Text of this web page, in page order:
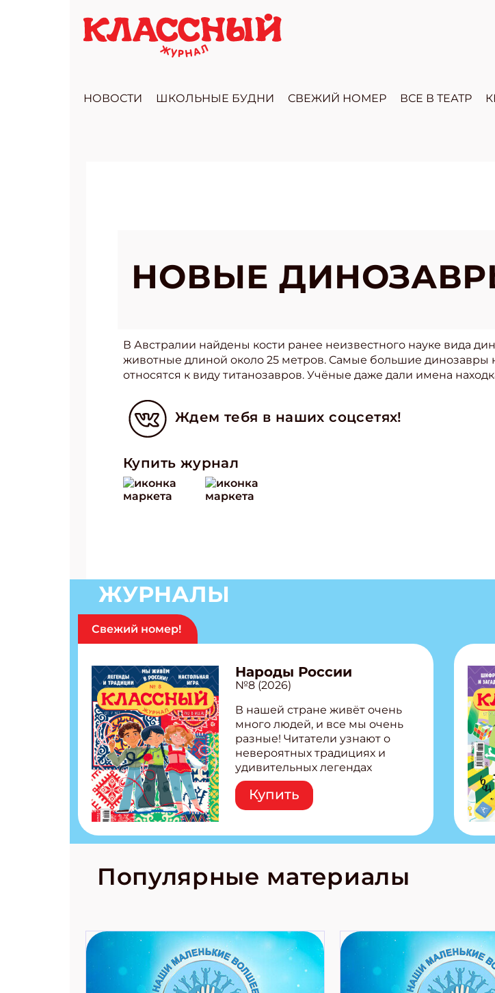
НОВОСТИ ШКОЛЬНЫЕ БУДНИ СВЕЖИЙ НОМЕР ВСЕ В ТЕАТР
НОВЫЕ
В Австралии найдены кости ранее неизвестного науке вида
животные длиной около 25 метров. Самые большие динозавры
относятся к виду титанозавров. Учёные даже дали имена
Ждем тебя в наших соцсетях!
Купить журнал
ЖУРНАЛЫ
Свежий номер!
Народы России
№8 (2026)
В нашей стране живёт очень
много людей, и все мы очень
разные! Читатели узнают о
невероятных традициях и
удивительных легендах
народов России! Внутри:
Легенды татар, башкир и
бурятов Настольная игра
странные слова Традиционные
космические приключения!
Купить
Популярные материалы